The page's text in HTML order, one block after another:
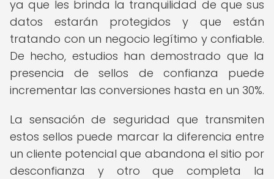
ya que les brinda la tranquilidad de que sus
datos estarán protegidos y que están
tratando con un negocio legítimo y confiable.
De hecho, estudios han demostrado que la
presencia de sellos de confianza puede
incrementar las conversiones hasta en un 30%.
La sensación de seguridad que transmiten
estos sellos puede marcar la diferencia entre
un cliente potencial que abandona el sitio por
desconfianza y otro que completa la